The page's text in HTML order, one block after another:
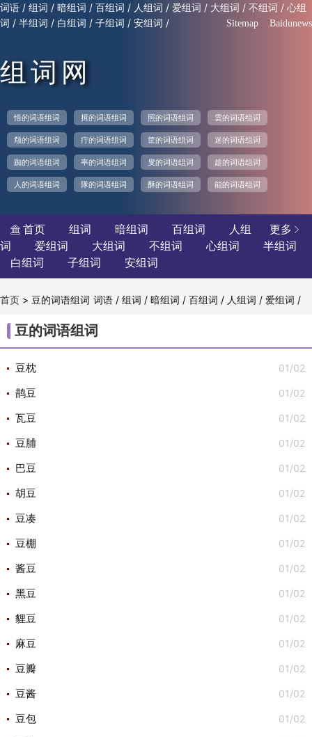
词语 / 组词 / 暗组词 / 百组词 / 人组词 / 爱组词 / 大组词 / 不组词 / 心组
词 / 半组词 / 白组词 / 子组词 / 安组词 / Sitemap Baidunews
组词网
悟的词语组词 揖的词语组词 照的词语组词 雲的词语组词
颒的词语组词 疔的词语组词 筐的词语组词 迷的词语组词
踟的词语组词 率的词语组词 叟的词语组词 趁的词语组词
人的词语组词 隊的词语组词 酥的词语组词 能的词语组词
更多 
 首页 组词 暗组词 百组词
人组
词
爱组词 大组词 不组词 心组词
半组词
白组词
子组词 安组词
词语 /组词 /暗组词 /百组词 / 人组词 /爱组词 /
词
首页 > 豆的词语组词
豆的词语组词
01/02
豆枕
01/02
鹊豆
01/02
瓦豆
01/02
豆脯
01/02
巴豆
01/02
胡豆
01/02
豆凑
01/02
豆棚
01/02
酱豆
01/02
黑豆
01/02
貍豆
01/02
麻豆
01/02
豆瓣
01/02
豆酱
01/02
豆包